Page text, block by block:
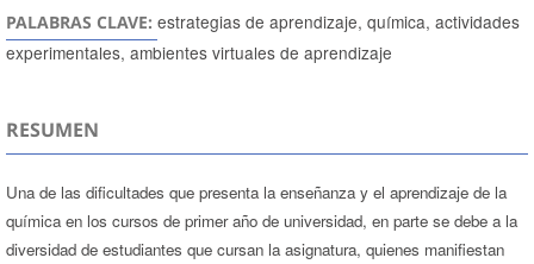
PALABRAS CLAVE: estrategias de aprendizaje, química, actividades
experimentales, ambientes virtuales de aprendizaje
RESUMEN
Una de las dificultades que presenta la enseñanza y el aprendizaje de la
química en los cursos de primer año de universidad, en parte se debe a la
diversidad de estudiantes que cursan la asignatura, quienes manifiestan